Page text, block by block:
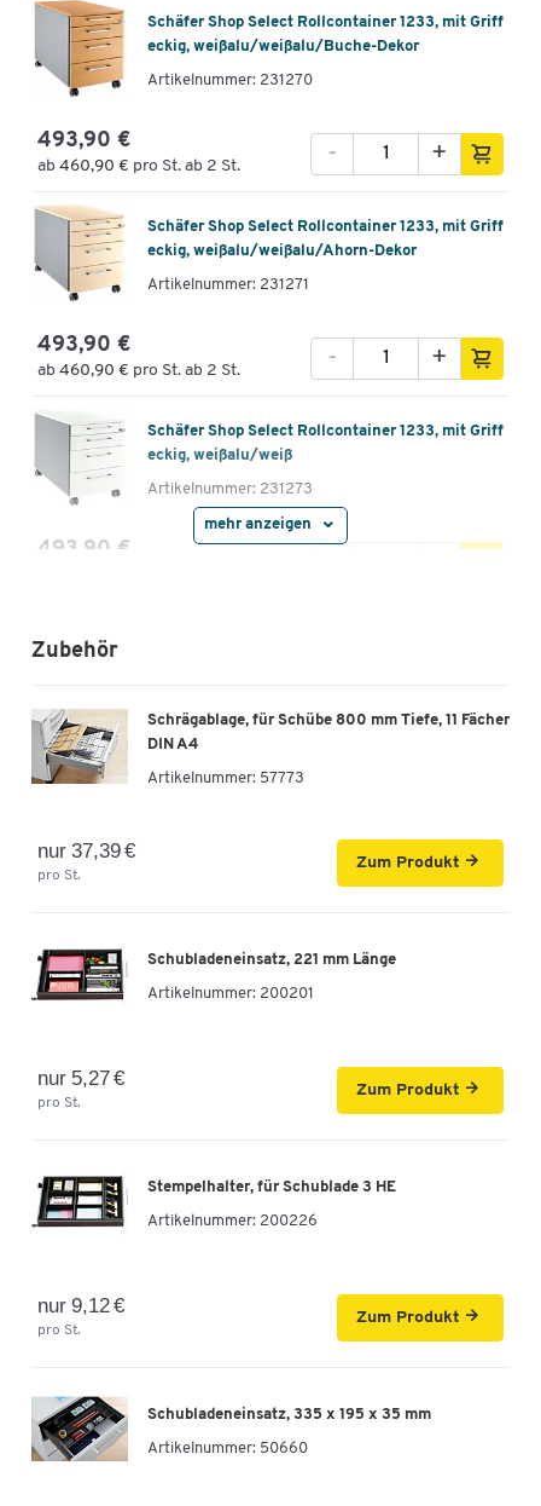
Schäfer Shop Select Rollcontainer 1233, mit Griff
eckig, weißalu/weißalu/Buche-Dekor
Artikelnummer: 231270
493,90 €
ab 460,90 € pro St. ab 2 St.
+
-
Schäfer Shop Select Rollcontainer 1233, mit Griff
eckig, weißalu/weißalu/Ahorn-Dekor
Artikelnummer: 231271
493,90 €
ab 460,90 € pro St. ab 2 St.
+
-
Schäfer Shop Select Rollcontainer 1233, mit Griff
eckig, weißalu/weiß
Artikelnummer: 231273
493,90 €
493,90 €
ab460,90 €
mehr anzeigen
Zubehör
Schrägablage, für Schübe 800 mm Tiefe, 11 Fächer
DIN A4
Artikelnummer: 57773
nur 37,39 €
pro St.
Zum Produkt
Schubladeneinsatz, 221 mm Länge
Artikelnummer: 200201
nur 5,27 €
pro St.
Zum Produkt
Stempelhalter, für Schublade 3 HE
Artikelnummer: 200226
nur 9,12 €
pro St.
Zum Produkt
Schubladeneinsatz, 335 x 195 x 35 mm
Artikelnummer: 50660